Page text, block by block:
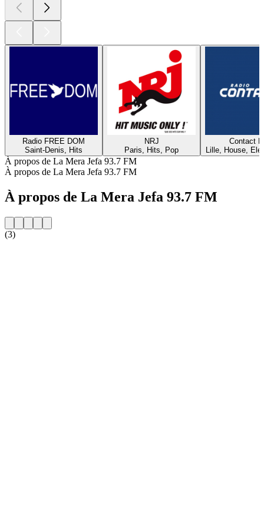
Radio FREE DOM
Saint-Denis, Hits
NRJ
Paris, Hits, Pop
Contact
Lille, House,
À propos de La Mera Jefa 93.7 FM
À propos de La Mera Jefa 93.7 FM
À propos de La Mera Jefa 93.7 FM
(3)